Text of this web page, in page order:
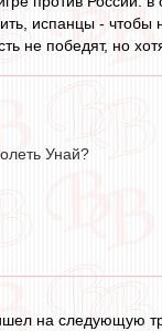
испанцы - чтобы
не победят, но
Унай?
на следующую